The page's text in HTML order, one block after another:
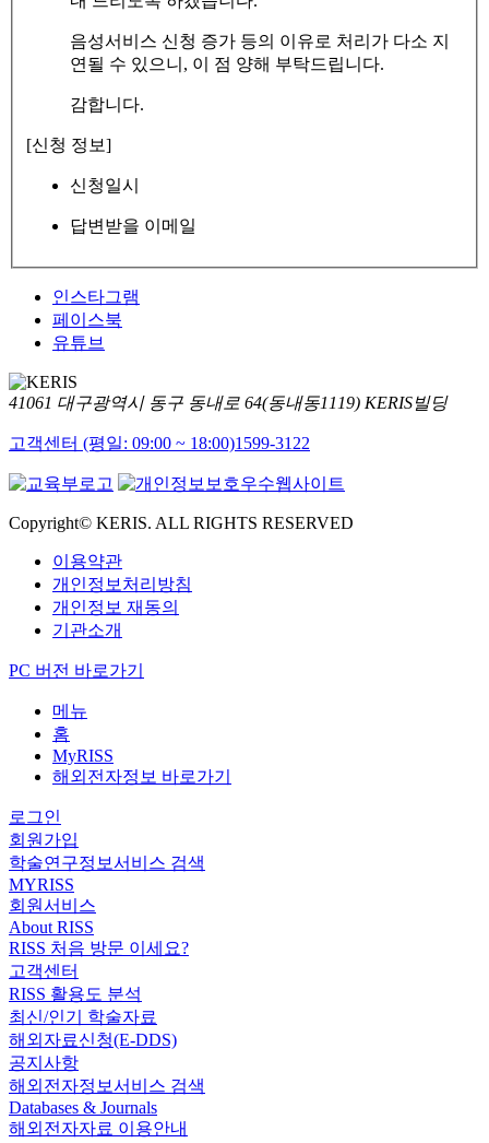
음성서비스 신청 증가 등의 이유로 처리가 다소 지
연될 수 있으니, 이 점 양해 부탁드립니다.
감합니다.
[신청 정보]
신청일시
답변받을 이메일
인스타그램
페이스북
유튜브
41061 대구광역시 동구 동내로 64(동내동1119) KERIS빌딩
고객센터 (평일: 09:00 ~ 18:00)1599-3122
Copyright© KERIS. ALL RIGHTS RESERVED
이용약관
개인정보처리방침
개인정보 재동의
기관소개
PC 버전 바로가기
메뉴
홈
MyRISS
해외전자정보 바로가기
로그인
회원가입
학술연구정보서비스 검색
MYRISS
회원서비스
About RISS
RISS 처음 방문 이세요?
고객센터
RISS 활용도 분석
최신/인기 학술자료
해외자료신청(E-DDS)
공지사항
해외전자정보서비스 검색
Databases & Journals
해외전자자료 이용안내